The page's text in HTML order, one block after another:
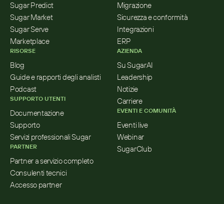
Sugar Predict
Sugar Market
Sugar Serve
Marketplace
RISORSE
Blog
Guide e rapporti degli analisti
Podcast
SUPPORTO UTENTI
Documentazione
Supporto
Servizi professionali Sugar
PARTNER
Partner a servizio completo
Consulenti tecnici
Accesso partner
Migrazione
Sicurezza e conformità
Integrazioni
ERP
AZIENDA
Su SugarAI
Leadership
Notizie
Carriere
EVENTI E COMUNITÀ
Eventi live
Webinar
SugarClub